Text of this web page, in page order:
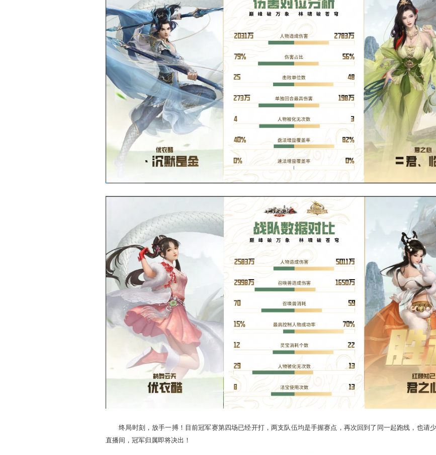
衣酷”战队的法秒接攻宠战术依然非常有效，中后期的反打极为犀利，整体召唤兽伤害量也
双方再次激战到40回合， “优衣酷 ”战队法秒哀兵打出炸裂伤害，但 君之心”战队宝宝
也以10个单位数量的优势，战胜了对方在场的8个单位！